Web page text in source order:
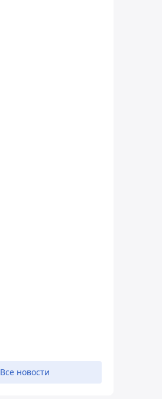
Все новости